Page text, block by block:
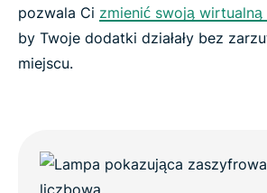
pozwala Ci zmienić swoją
by Twoje dodatki działały bez
miejscu.